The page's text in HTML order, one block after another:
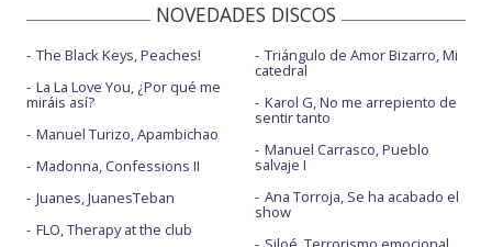
NOVEDADES DISCOS
The Black Keys, Peaches!
La La Love You, ¿Por qué me
miráis así?
Manuel Turizo, Apambichao
Madonna, Confessions II
Juanes, JuanesTeban
FLO, Therapy at the club
Triángulo de Amor Bizarro, Mi
catedral
Karol G, No me arrepiento de
sentir tanto
Manuel Carrasco, Pueblo
salvaje I
Ana Torroja, Se ha acabado el
show